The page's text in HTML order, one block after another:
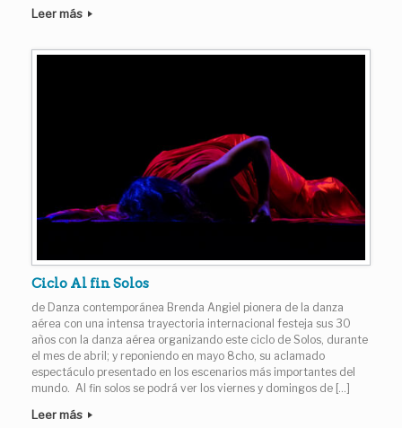
Leer más
Ciclo Al fin Solos
de Danza contemporánea Brenda Angiel pionera de la danza
aérea con una intensa trayectoria internacional festeja sus 30
años con la danza aérea organizando este ciclo de Solos, durante
el mes de abril; y reponiendo en mayo 8cho, su aclamado
espectáculo presentado en los escenarios más importantes del
mundo. Al fin solos se podrá ver los viernes y domingos de […]
Leer más